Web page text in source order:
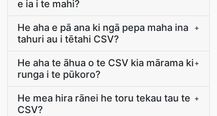
e ia i te mahi?
He aha e pā ana ki ngā pepa maha ina
tahuri au i tētahi CSV?
+
He aha te āhua o te CSV kia mārama ki
runga i te pūkoro?
+
He mea hira rānei he toru tekau tau te
CSV?
+